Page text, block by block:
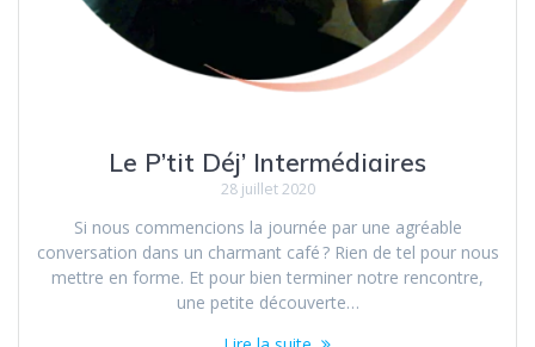
Le P’tit Déj’ Intermédiaires
28 juillet 2020
Si nous commencions la journée par une agréable
conversation dans un charmant café ? Rien de tel pour nous
mettre en forme. Et pour bien terminer notre rencontre,
une petite découverte…